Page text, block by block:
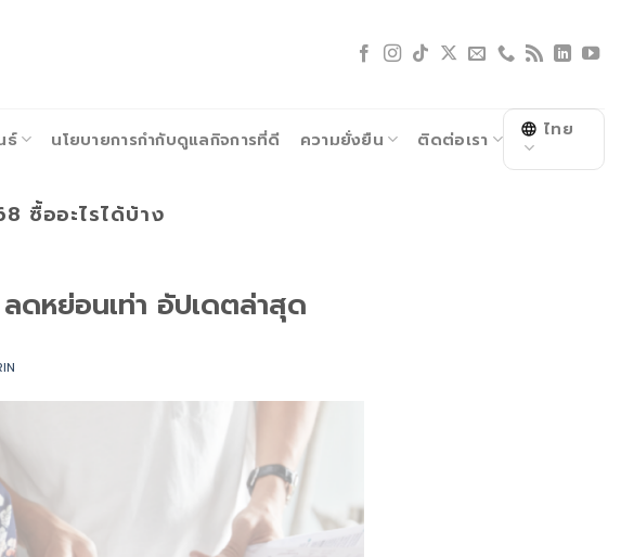
ธ์ นโยบายการกำกับดูแลกิจการที่ดี ความยั่งยืน ติดต่อเรา ไทย
ซื้ออะไรได้บ้าง
ดหย่อนเท่า อัปเดตล่าสุด